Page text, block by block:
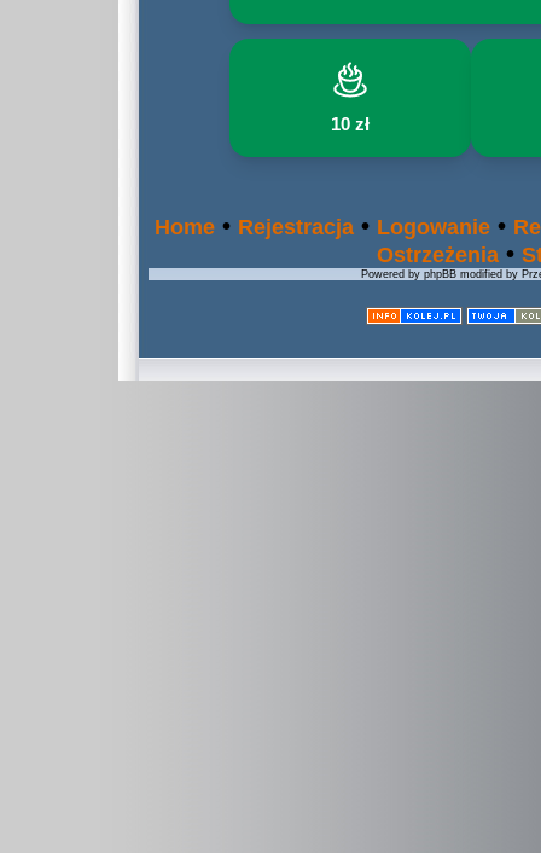
10 zł
Home • Rejestracja • Logowanie •
Ostrzeżenia •
Powered by phpBB modified by